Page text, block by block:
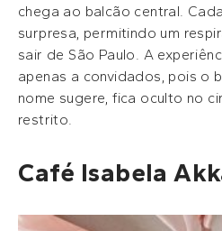
chega ao balcão central.
surpresa, permitindo um
sair de São Paulo. A
apenas a convidados, pois o
nome sugere, fica oculto no
restrito.
Café Isabela